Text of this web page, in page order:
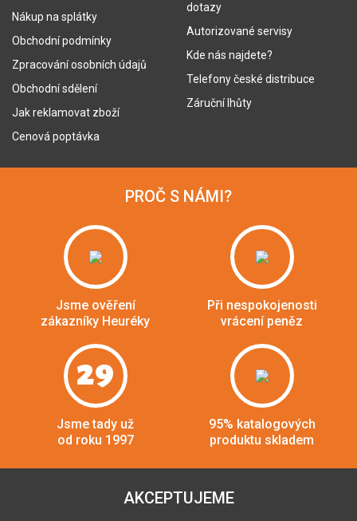
Nákup na splátky
Obchodní podmínky
Zpracování osobních údajů
Obchodní sdělení
Jak reklamovat zboží
Cenová poptávka
dotazy
Autorizované servisy
Kde nás najdete?
Telefony české distribuce
Záruční lhůty
PROČ S NÁMI?
Jsme ověření
zákazníky Heuréky
Při nespokojenosti
vrácení peněz
29
Jsme tady už
od roku 1997
95% katalogových
produktu skladem
AKCEPTUJEME